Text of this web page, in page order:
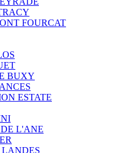
FOURCAT
BUXY
ESTATE
L'ANE